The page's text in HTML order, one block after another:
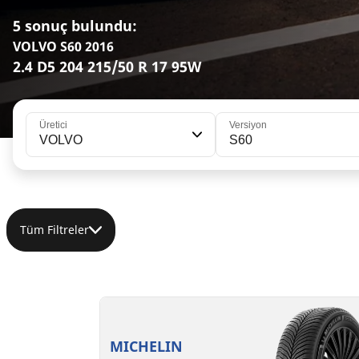
5 sonuç bulundu:
VOLVO S60 2016
2.4 D5 204 215/50 R 17 95W
Üretici
VOLVO
Versiyon
S60
Tüm Filtreler
MICHELIN